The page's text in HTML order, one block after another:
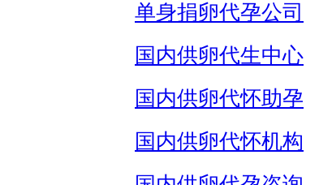
单身捐卵代孕公司
国内供卵代生中心
国内供卵代怀助孕
国内供卵代怀机构